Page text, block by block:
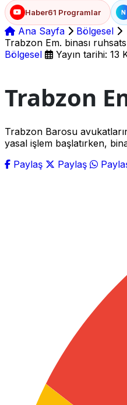
Haber61 Programlar N
Ana Sayfa
Bölgesel
Trabzon Em. binası
Bölgesel
Yayın tarihi: 13
Trabzon
Trabzon Barosu
yasal işlem başlatırken,
Paylaş
Paylaş